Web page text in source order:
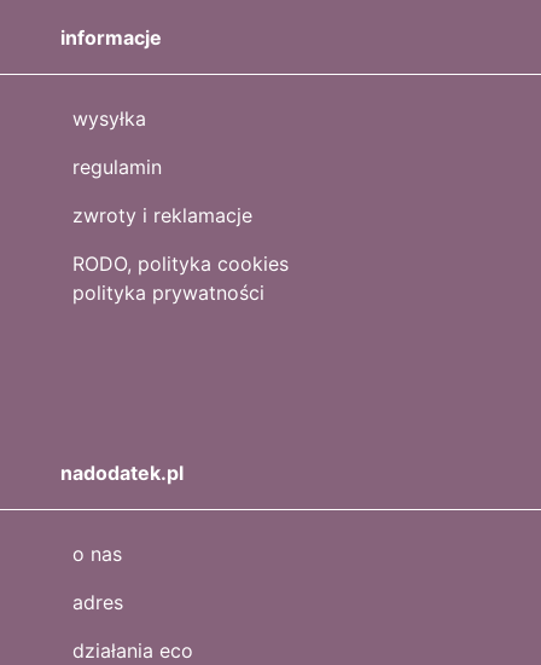
informacje
wysyłka
regulamin
zwroty i reklamacje
RODO, polityka cookies
polityka prywatności
nadodatek.pl
o nas
adres
działania eco